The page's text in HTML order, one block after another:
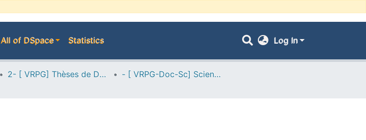
All of DSpace Statistics Log In
2- [ VRPG] Thèses de Doctorat en Sciences
- [ VRPG-Doc-Sc] Sciences juridiques --- علوم قانونية